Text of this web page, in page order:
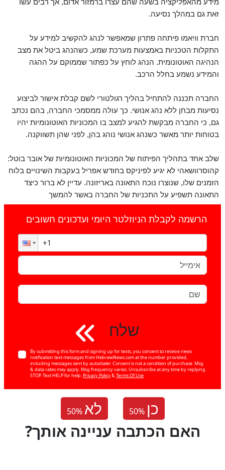
מידע מהאפליקציה בשעה שהם עצרו ברמזור אדום, אך רבים עשו
זאת גם במהלך נסיעה.
חברת וויאמו פיתחה פתרון שמאפשר לנהג להקשיב למידע על
התקלות הטכניות באמצעות מערכת שמע, כשהנהג ביטל את מצב
הנהיגה האוטונומית. הנהג לוחץ על כפתור שממוקם על ההגה
והמידע נשמע בחלל הרכב.
החברה תכננה להתחיל בהליך רגולטורי לשם קבלת אישור לביצוע
נסיעות מבחן ללא נהג אנושי. כך עולה ממסמכי החברה, בהם נכתב
גם, כי החברה מבקשת להגיע למצב בו המכוניות האוטונומיות יהיו
בטוחות יותר מאשר כשנהג אנושי נוהג בהן, לפני שהן תשווקנה.
שלב אחד בתהליך הפיתוח של המכוניות האוטונומיות של אובר בוטל:
קהוסרוושאהי לא יגיע לפיניקס בחודש אפריל בעקבות השינויים בלוח
הזמנים שלו, שנוצרו נוכח התאונה באריזונה. עדיין לא ברור כיצד
התאונה תשפיע על התכניות של החברה באשר להמשך
הרשמה לקבלת הניוזלטר היומי ועדכונים חשובים
שלח
By submitting this form and signing up for texts, you consent to receive news
notification text messages from HebrewNews.com at the number provided,
including messages sent by autodialer. Consent is not a condition of purchase. Msg
& data rates may apply. Msg frequency varies. Unsubscribe at any time by replying
STOP. Text HELP for help.Privacy Policy&Terms Of Use
50% לא 50% כן
?האם הכתבה עניינה אותך